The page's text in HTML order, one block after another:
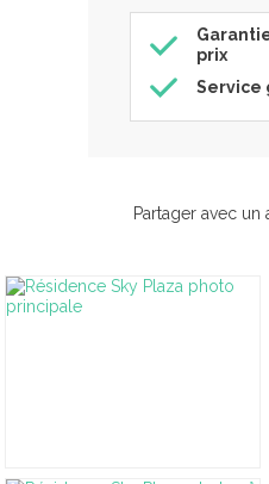
prix
Service
Partager avec un